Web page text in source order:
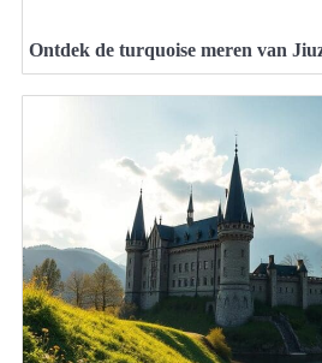
Ontdek de turquoise meren van